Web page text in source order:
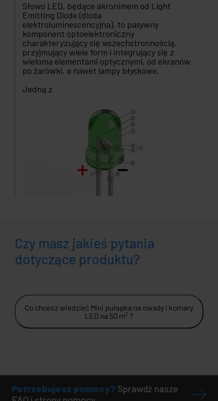
Słowo LED, będące akronimem od Light
Emitting Diode (dioda
elektroluminescencyjna), to pasywny
komponent optoelektroniczny
charakteryzujący się wszechstronnością,
przyjmujący wiele form i integrujący się z
wieloma elementami optycznymi, od ekranów
po żarówki, a nawet lampy błyskowe.
Jedną z
Czy masz jakieś pytania
dotyczące produktu?
Co chcesz wiedzieć Mini pułapka na owady i komary
LED na 50 m² ?
Potrzebujesz pomocy? Sprawdź nasze